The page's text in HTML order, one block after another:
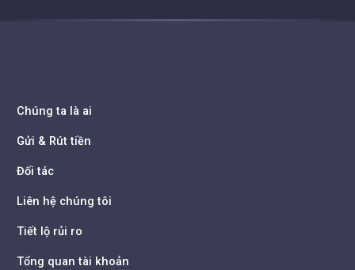
Chúng ta là ai
Gửi & Rút tiền
Đối tác
Liên hệ chúng tôi
Tiết lộ rủi ro
Tổng quan tài khoản